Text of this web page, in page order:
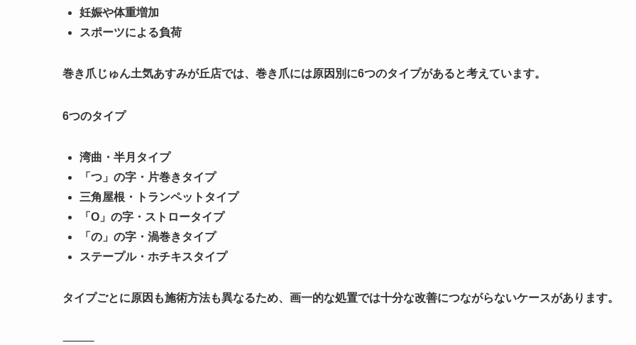
妊娠や体重増加
スポーツによる負荷
巻き爪じゅん土気あすみが丘店では、巻き爪には原因別に6つのタイプがあると考えています。
6つのタイプ
湾曲・半月タイプ
「つ」の字・片巻きタイプ
三角屋根・トランペットタイプ
「O」の字・ストロータイプ
「の」の字・渦巻きタイプ
ステープル・ホチキスタイプ
タイプごとに原因も施術方法も異なるため、画一的な処置では十分な改善につながらないケースがあります。
⸻